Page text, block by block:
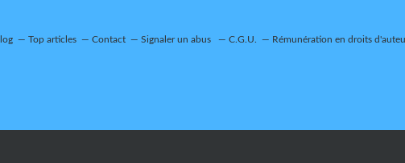
Top articles Contact Signaler un abus C.G.U. Rémunération en droits